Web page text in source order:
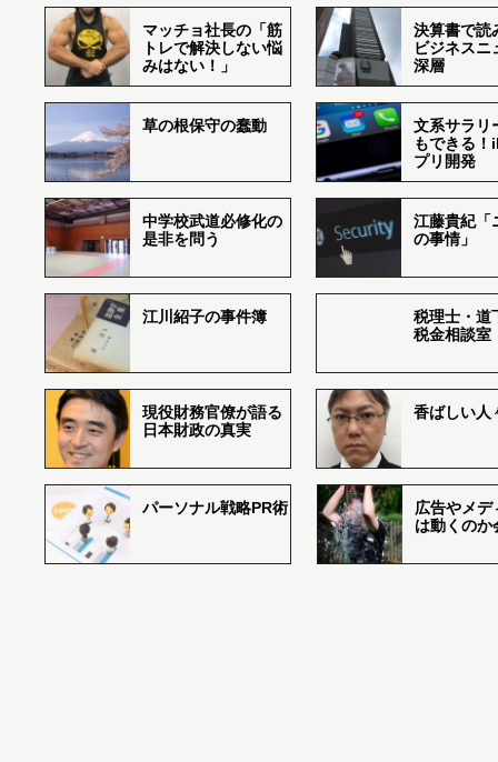
マッチョ社長の「筋
トレで解決しない悩
みはない！」
決算書で読
ビジネスニ
深層
草の根保守の蠢動
文系サラリ
もできる
プリ開発
中学校武道必修化の
是非を問う
江藤貴紀「
の事情」
江川紹子の事件簿
税理士・道
税金相談室
現役財務官僚が語る
日本財政の真実
香ばしい
パーソナル戦略PR術
広告やメデ
は動くのか